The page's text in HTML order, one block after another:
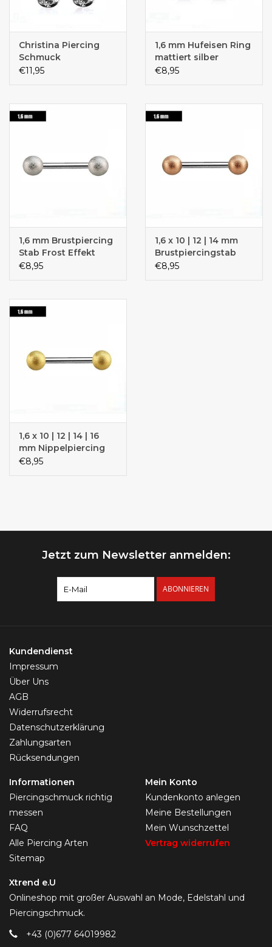
Christina Piercing
Schmuck
€11,95
1,6 mm Hufeisen Ring
mattiert silber
€8,95
1,6 mm Brustpiercing
Stab Frost Effekt
€8,95
1,6 x 10 | 12 | 14 mm
Brustpiercingstab
€8,95
1,6 x 10 | 12 | 14 | 16
mm Nippelpiercing
Gold
€8,95
Jetzt zum Newsletter anmelden:
ABONNIEREN
Kundendienst
Impressum
Über Uns
AGB
Widerrufsrecht
Datenschutzerklärung
Zahlungsarten
Rücksendungen
Informationen
Piercingschmuck richtig
messen
FAQ
Alle Piercing Arten
Sitemap
Mein Konto
Kundenkonto anlegen
Meine Bestellungen
Mein Wunschzettel
Vertrag widerrufen
Xtrend e.U
Onlineshop mit großer Auswahl an Mode, Edelstahl und
Piercingschmuck.
+43 (0)677 64019982